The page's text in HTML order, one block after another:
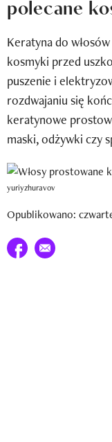
Newsletter
Wizaz Summer Influ
Mój profil / Zarejestruj się
polecane
Keratyna do
kosmyki przed
puszenie i
rozdwajaniu się
keratynowe
maski, odżywki czy
yuriyzhuravov
Opublikowano:
Udostępnij na facebook
E-mail do